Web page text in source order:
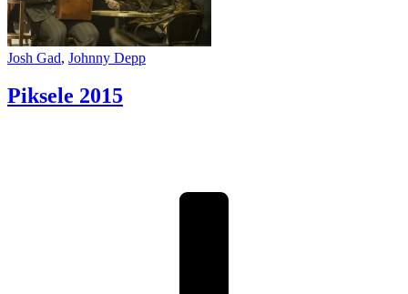
Josh Gad, Johnny Depp
Piksele 2015